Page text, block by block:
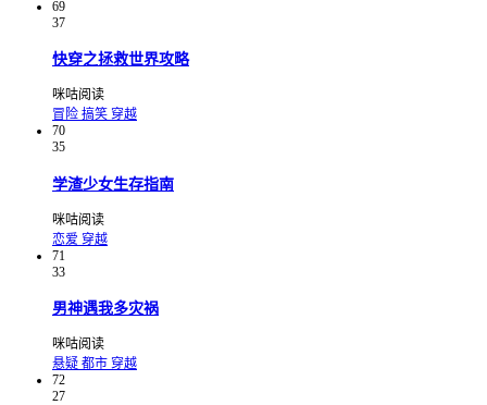
69
37
快穿之拯救世界攻略
咪咕阅读
冒险 搞笑 穿越
70
35
学渣少女生存指南
咪咕阅读
恋爱 穿越
71
33
男神遇我多灾祸
咪咕阅读
悬疑 都市 穿越
72
27